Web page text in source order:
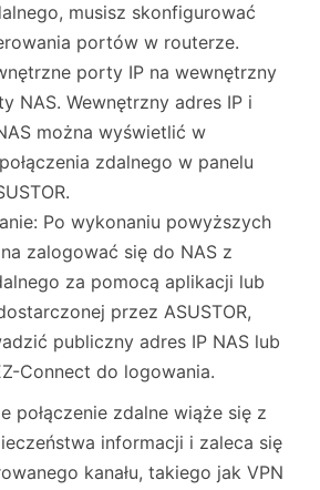
musisz skonfigurować
portów w routerze.
porty IP na wewnętrzny
NAS. Wewnętrzny adres IP i
można wyświetlić w
zdalnego w panelu
Po wykonaniu powyższych
zalogować się do NAS z
za pomocą aplikacji lub
przez ASUSTOR,
publiczny adres IP NAS lub
Connect do logowania.
połączenie zdalne wiąże się z
informacji i zaleca się
kanału, takiego jak VPN